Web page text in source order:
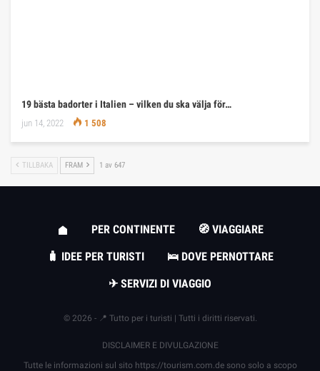
19 bästa badorter i Italien – vilken du ska välja för…
jun 14, 2022 1 508
TILLBAKA FRAM 1 av 647
PER CONTINENTE
🧭 VIAGGIARE
🧳 IDEE PER TURISTI
🛌 DOVE PERNOTTARE
✈ SERVIZI DI VIAGGIO
© 2026 - 📍 Tutto per i turisti | Tutti i diritti riservati.
DISCLAIMER E DIVULGAZIONE
Tutte le informazioni sul sito https://tourism.com.desono solo a scopo